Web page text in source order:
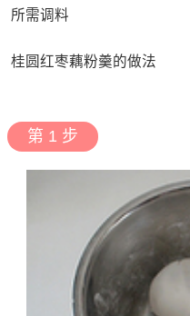
所需调料
桂圆红枣藕粉羹的做法
第 1 步